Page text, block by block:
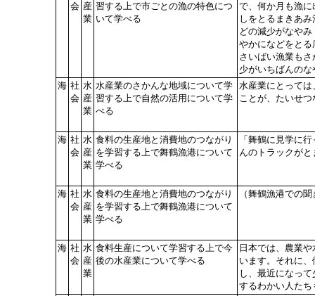
会 産
業
習する上で市ごとの漁の特色につ
いて学べる
で、何か月も漁
しをとるまきあ
どの減少がなや
やかになどをと
さいばい漁業も
少がいちばんのな
海 社
会
水
産
業
水産業のさかんな地域について学
習する上で自然の活用について学
べる
水産業にとって
ことが、たいせつ
海 社
会
水
産
業
食料の生産地と消費地のつながり
を学習する上で舞鶴漁港について
学べる
「舞鶴に見学に
んのトラックが
海 社
会
水
産
業
食料の生産地と消費地のつながり
を学習する上で舞鶴漁港について
学べる
（舞鶴漁港での
海 社
会
水
産
業
食料生産について学習する上で今
後の水産業について学べる
日本では、農業
います。それに
し、最近になっ
するわかい人た